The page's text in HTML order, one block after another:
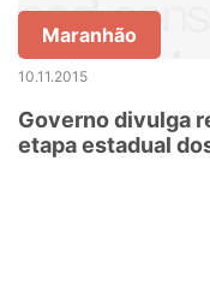
Maranhão
10.11.2015
Governo divulga
etapa estadual